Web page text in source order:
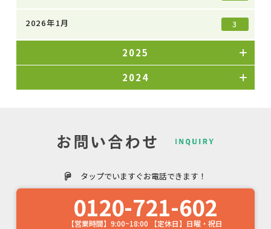
2026年1月 3
2025
2024
タップでいますぐお電話できます！
0120-721-602
【営業時間】9:00~18:00 【定休日】日曜・祝日